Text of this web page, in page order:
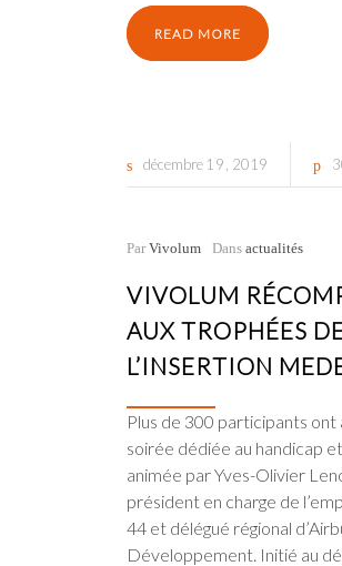
READ MORE
décembre 19 2019
Par Vivolum Dans actualités
VIVOLUM
AUX TROPHÉES
L’INSERTION
Plus de 300 participants
soirée dédiée au handicap et
animée par Yves-Olivier
président en charge de
44 et délégué régional
Développement. Initié au